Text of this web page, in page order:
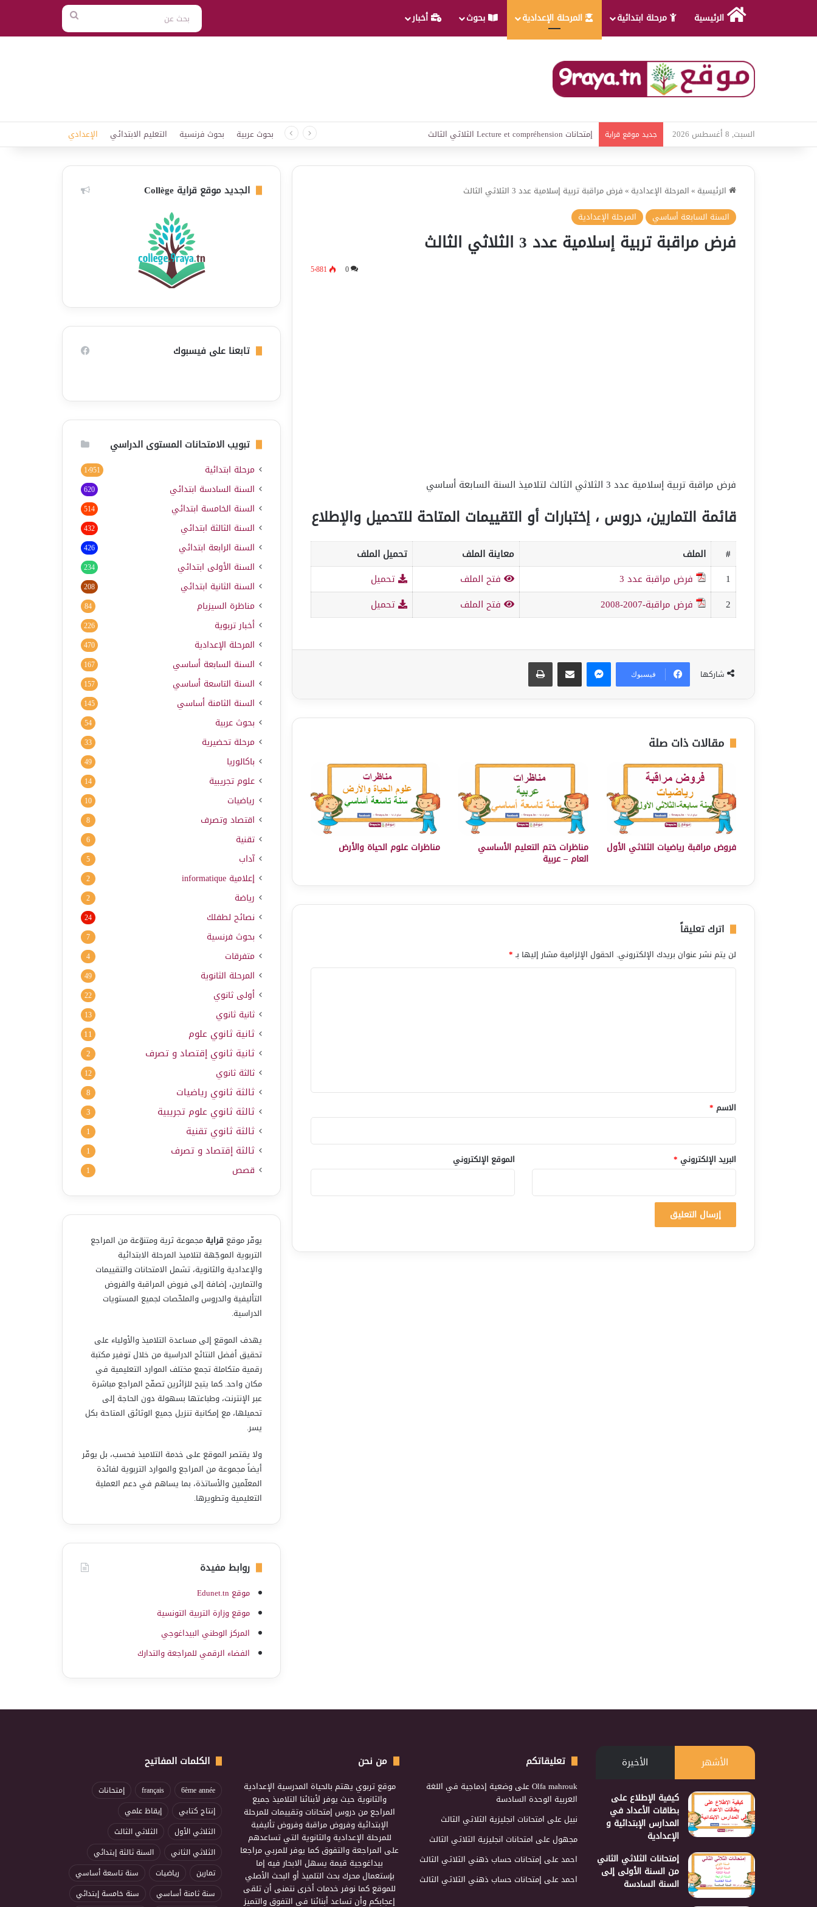
الرئيسية مرحلة ابتدائية المرحلة الإعدادية بحوث أخبار
بحث
عن
السبت, 8 أغسطس 2026 جديد موقع قراية امتحانات قواعد لغة الثلاثي الثالث بحوث عربية بحوث فرنسية التعليم الابتدائي الإعدادي
الرئيسية »المرحلة الإعدادية »فرض مراقبة تربية إسلامية عدد 3 الثلاثي الثالث
السنة السابعة أساسي
المرحلة الإعدادية
فرض مراقبة تربية إسلامية عدد 3 الثلاثي الثالث
0 5٬881
فرض مراقبة تربية إسلامية عدد 3 الثلاثي الثالث لتلاميذ السنة السابعة أساسي
قائمة التمارين، دروس ، إختبارات أو التقييمات المتاحة للتحميل والإطلاع
# الملف معاينة الملف
تحميل الملف
1
فرض مراقبة عدد 3 فتح الملف
تحميل
2
فرض مراقبة-2007-2008 فتح الملف تحميل
شاركها فيسبوك
مقالات ذات صلة
فروض مراقبة رياضيات الثلاثي الأول مناظرات ختم التعليم الأساسي
العام – عربية
مناظرات علوم الحياة والأرض
اترك تعليقاً
لن يتم نشر عنوان بريدك الإلكتروني. الحقول الإلزامية مشار إليها بـ*
*
الاسم *
البريد الإلكتروني * الموقع الإلكتروني
الجديد موقع قراية Collège
تابعنا على فيسبوك
تبويب الامتحانات المستوى الدراسي
مرحلة ابتدائية 1٬951
السنة السادسة ابتدائي 620
السنة الخامسة ابتدائي 514
السنة الثالثة ابتدائي 432
السنة الرابعة ابتدائي 426
السنة الأولى ابتدائي 234
السنة الثانية ابتدائي 208
مناظرة السيزيام 84
أخبار تربوية 226
المرحلة الإعدادية 470
السنة السابعة أساسي 167
السنة التاسعة أساسي 157
السنة الثامنة أساسي 145
بحوث عربية 54
مرحلة تحضيرية 33
باكالوريا 49
علوم تجريبية 14
رياضيات 10
اقتصاد وتصرف 8
تقنية 6
آداب 5
إعلامية informatique
2
رياضة 2
نصائح لطفلك 24
بحوث فرنسية 7
متفرقات 4
المرحلة الثانوية 49
أولى ثانوي 22
ثانية ثانوي 13
ثانية ثانوي علوم 11
ثانية ثانوي إقتصاد و تصرف 2
ثالثة ثانوي 12
ثالثة ثانوي رياضيات 8
ثالثة ثانوي علوم تجريبية 3
ثالثة ثانوي تقنية 1
ثالثة إقتصاد و تصرف 1
قصص 1
يوفّر موقع قرايةمجموعة ثرية ومتنوّعة من المراجع
التربوية الموجّهة لتلاميذ المرحلة الابتدائية
والإعدادية والثانوية، تشمل الامتحانات والتقييمات
والتمارين، إضافة إلى فروض المراقبة والفروض
التأليفية والدروس والملخّصات لجميع المستويات
الدراسية.
يهدف الموقع إلى مساعدة التلاميذ والأولياء على
تحقيق أفضل النتائج الدراسية من خلال توفير مكتبة
رقمية متكاملة تجمع مختلف الموارد التعليمية في
مكان واحد. كما يتيح للزائرين تصفّح المراجع مباشرة
عبر الإنترنت، وطباعتها بسهولة دون الحاجة إلى
تحميلها، مع إمكانية تنزيل جميع الوثائق المتاحة بكل
يسر.
ولا يقتصر الموقع على خدمة التلاميذ فحسب، بل يوفّر
أيضاً مجموعة من المراجع والموارد التربوية لفائدة
المعلّمين والأساتذة، بما يساهم في دعم العملية
التعليمية وتطويرها.
روابط مفيدة
موقع Edunet.tn
موقع وزارة التربية التونسية
المركز الوطني البيداغوجي
الفضاء الرقمي للمراجعة والتدارك
الأشهر الأخيرة
كيفية الإطلاع على
بطاقات الأعداد في
المدارس الإبتدائية و
الإعدادية
إمتحانات الثلاثي الثاني
من السنة الأولى إلى
السنة السادسة
تعليقاتكم
Olfa mahroukعلىوضعية إدماجية في اللغة
العربية الوحدة السادسة
نبيلعلى امتحانات انجليزية الثلاثي الثالث
مجهولعلى امتحانات انجليزية الثلاثي الثالث
احمدعلى إمتحانات حساب ذهني الثلاثي الثالث
احمدعلى إمتحانات حساب ذهني الثلاثي الثالث
من نحن
موقع تربوي يهتم بالحياة المدرسية الإعدادية
والثانوية حيث يوفر لأبنائنا التلاميذ جميع
المراجع من دروس إمتحانات وتقييمات للمرحلة
الإبتدائية وفروض مراقبة وفروض تأليفية
للمرحلة الإعدادية والثانوية التي تساعدهم
على المراجعة والتفوق كما يوفر للمربي مراجعا
بيداغوجية قيمة يسهل الابحار فيه إما
بإستعمال محرك بحث التلميذ أو البحث الأصلي
للموقع كما نوفر خدمات أخرى نتمنى أن تلقى
إعجابكم وأن تساعد أبنائنا في التفوق والتميز
الكلمات المفاتيح
6ème année
français
إمتحانات
إنتاج كتابي
إيقاظ علمي
الثلاثي الأول
الثلاثي الثالث
الثلاثي الثاني
السنة ثالثة إبتدائي
تمارين
رياضيات
سنة تاسعة أساسي
سنة ثامنة أساسي
سنة خامسة إبتدائي